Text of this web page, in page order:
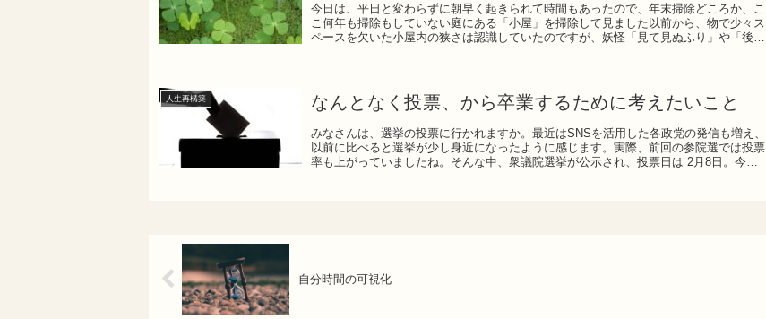
今日は、平日と変わらずに朝早く起きられて時間もあったので、年末掃除どころか、こ
こ何年も掃除もしていない庭にある「小屋」を掃除して見ました以前から、物で少々ス
ペースを欠いた小屋内の狭さは認識していたのですが、妖怪「見て見ぬふり」や「後回
人生再構築 なんとなく投票、から卒業するために考えたいこと
みなさんは、選挙の投票に行かれますか。最近はSNSを活用した各政党の発信も増え、
以前に比べると選挙が少し身近になったように感じます。実際、前回の参院選では投票
率も上がっていましたね。そんな中、衆議院選挙が公示され、投票日は 2月8日。今
自分時間の可視化